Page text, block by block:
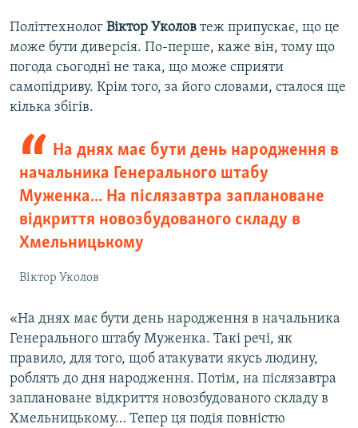
Політтехнолог Віктор Уколов теж припускає, що це
може бути диверсія. По-перше, каже він, тому що
погода сьогодні не така, що може сприяти
самопідриву. Крім того, за його словами, сталося ще
кілька збігів.
На днях має бути день народження в
начальника Генерального штабу
Муженка... На післязавтра заплановане
відкриття новозбудованого складу в
Хмельницькому
Віктор Уколов
«На днях має бути день народження в начальника
Генерального штабу Муженка. Такі речі, як
правило, для того, щоб атакувати якусь людину,
роблять до дня народження. Потім, на післязавтра
заплановане відкриття новозбудованого складу в
Хмельницькому… Тепер ця подія повністю